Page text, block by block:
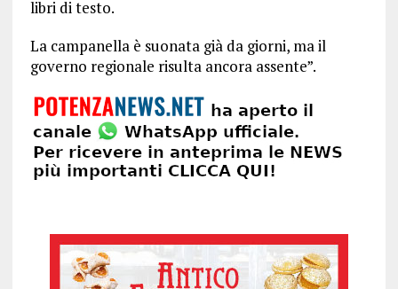
libri di testo.
La campanella è suonata già da giorni, ma il
governo regionale risulta ancora assente”.